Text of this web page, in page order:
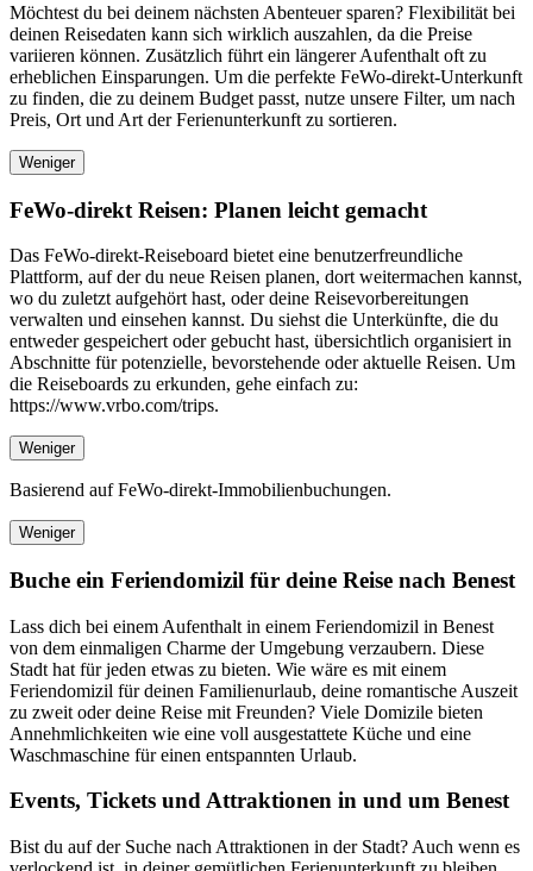
Möchtest du bei deinem nächsten Abenteuer sparen? Flexibilität bei
deinen Reisedaten kann sich wirklich auszahlen, da die Preise
variieren können. Zusätzlich führt ein längerer Aufenthalt oft zu
erheblichen Einsparungen. Um die perfekte FeWo-direkt-Unterkunft
zu finden, die zu deinem Budget passt, nutze unsere Filter, um nach
Preis, Ort und Art der Ferienunterkunft zu sortieren.
Weniger
FeWo-direkt Reisen: Planen leicht gemacht
Das FeWo-direkt-Reiseboard bietet eine benutzerfreundliche
Plattform, auf der du neue Reisen planen, dort weitermachen kannst,
wo du zuletzt aufgehört hast, oder deine Reisevorbereitungen
verwalten und einsehen kannst. Du siehst die Unterkünfte, die du
entweder gespeichert oder gebucht hast, übersichtlich organisiert in
Abschnitte für potenzielle, bevorstehende oder aktuelle Reisen. Um
die Reiseboards zu erkunden, gehe einfach zu:
https://www.vrbo.com/trips.
Weniger
Basierend auf FeWo-direkt-Immobilienbuchungen.
Weniger
Buche ein Feriendomizil für deine Reise nach Benest
Lass dich bei einem Aufenthalt in einem Feriendomizil in Benest
von dem einmaligen Charme der Umgebung verzaubern. Diese
Stadt hat für jeden etwas zu bieten. Wie wäre es mit einem
Feriendomizil für deinen Familienurlaub, deine romantische Auszeit
zu zweit oder deine Reise mit Freunden? Viele Domizile bieten
Annehmlichkeiten wie eine voll ausgestattete Küche und eine
Waschmaschine für einen entspannten Urlaub.
Events, Tickets und Attraktionen in und um Benest
Bist du auf der Suche nach Attraktionen in der Stadt? Auch wenn es